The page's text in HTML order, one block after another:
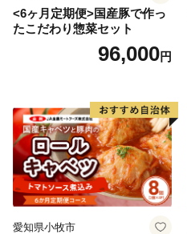
<6ヶ月定期便>国産豚で作っ
たこだわり惣菜セット
96,000円
愛知県小牧市